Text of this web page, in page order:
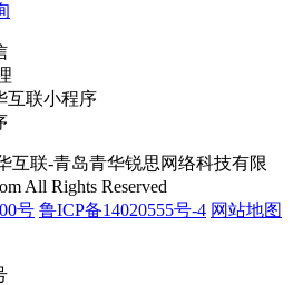
互联-青岛青华锐思网络科技有限
All Rights Reserved
号 鲁ICP备14020555号-4 网站地图